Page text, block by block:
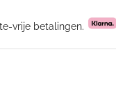
vrije betalingen.